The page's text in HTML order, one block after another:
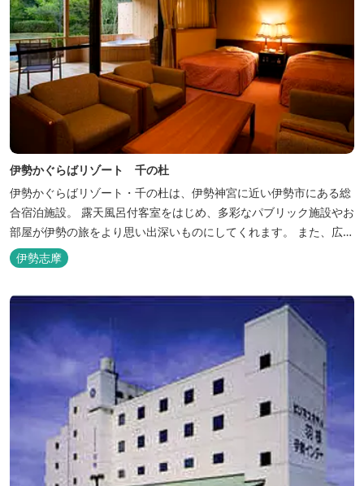
伊勢かぐらばリゾート 千の杜
伊勢かぐらばリゾート・千の杜は、伊勢神宮に近い伊勢市にある総
合宿泊施設。 露天風呂付客室をはじめ、多彩なパブリック施設やお
部屋が伊勢の旅をより思い出深いものにしてくれます。 また、広大
な敷地内にはテニスコート、野球場を始めとしたスポーツ施設や、
ウォータースライダーを有する流水プール、お子様が楽しめる児童
伊勢志摩